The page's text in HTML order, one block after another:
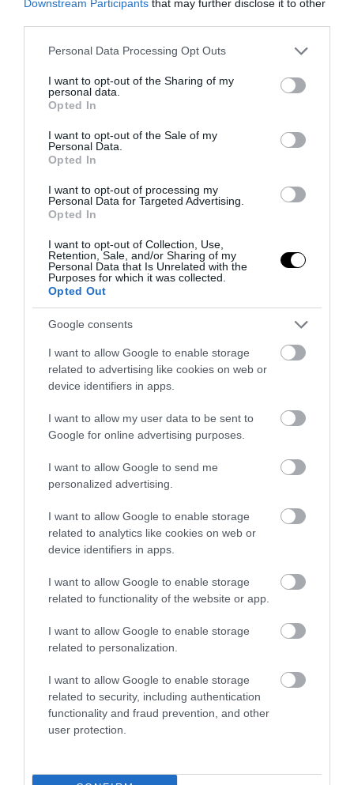
Downstream Participants that may further disclose it to other
Please note that this website/app uses one or more Google
not limited to your visit or usage behaviour. You may click to
grant or deny consent to Google and its third-party tags to
use your data for below specified purposes in below Google
consent section.
Personal Data Processing Opt Outs
I want to opt-out of the Sharing of my
personal data.
Opted In
I want to opt-out of the Sale of my
Personal Data.
Opted In
I want to opt-out of processing my
Personal Data for Targeted Advertising.
Opted In
I want to opt-out of Collection, Use,
Retention, Sale, and/or Sharing of my
Personal Data that Is Unrelated with the
Purposes for which it was collected.
Opted Out
Google consents
I want to allow Google to enable storage
related to advertising like cookies on web or
device identifiers in apps.
I want to allow my user data to be sent to
Google for online advertising purposes.
I want to allow Google to send me
personalized advertising.
I want to allow Google to enable storage
related to analytics like cookies on web or
device identifiers in apps.
I want to allow Google to enable storage
related to functionality of the website or app.
I want to allow Google to enable storage
related to personalization.
I want to allow Google to enable storage
related to security, including authentication
functionality and fraud prevention, and other
user protection.
PRONEWS.GR /ΠΡΟΣΩΠΑ
Κατερίνα Γιουλάκη: Το συγκινητικό
στην θεία του (βίντεο)
PRONEWS.GR /ΜΠΑΣΚΕΤ
Ολυμπιακό: «Η επιστροφή στην
Ελλάδα ήταν σαν να γύριζα στο σπίτι
μου» (φωτο)
10.06.2025 | 17:03
PRONEWS.GR / ΚΟΙΝΩΝΙΑ